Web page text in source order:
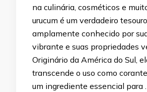
na culinária, cosméticos e
urucum é um verdadeiro
amplamente conhecido por
vibrante e suas propriedades
Originário da América do Sul,
transcende o uso como
um ingrediente essencial para